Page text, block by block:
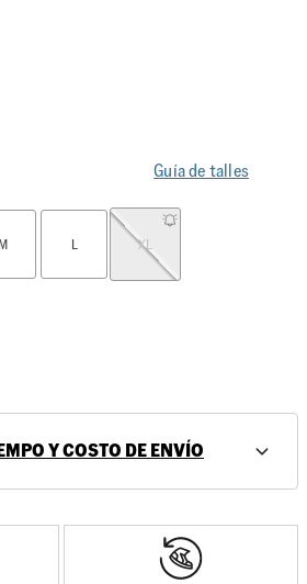
Guía de talles
L
M XL
Y COSTO DE ENVÍO